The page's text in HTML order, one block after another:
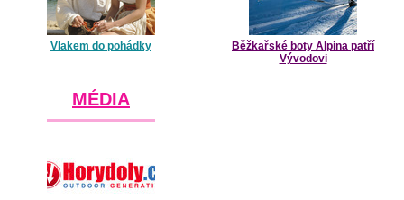
Vlakem do pohádky
Běžkařské boty Alpina patří
Vývodovi
MÉDIA